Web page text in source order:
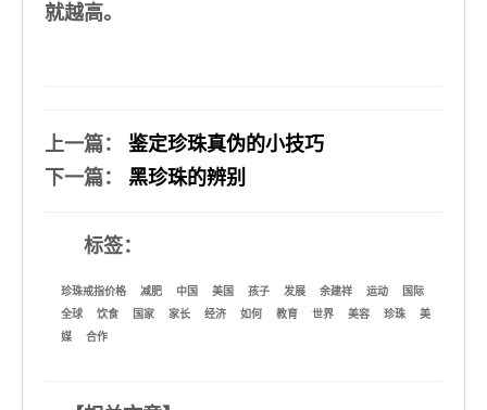
就越高。
上一篇： 鉴定珍珠真伪的小技巧
下一篇： 黑珍珠的辨别
标签：
珍珠戒指价格 减肥 中国 美国 孩子 发展 余建祥 运动
国际
全球
饮食 国家 家长 经济 如何 教育 世界 美容 珍珠
美
媒
合作